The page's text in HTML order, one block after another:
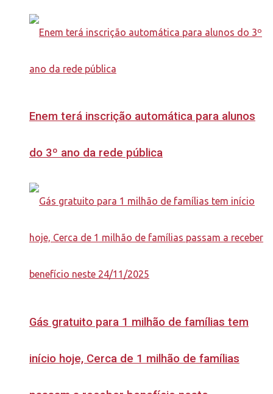
Enem terá inscrição automática para alunos
do 3º ano da rede pública
Gás gratuito para 1 milhão de famílias tem
início hoje, Cerca de 1 milhão de famílias